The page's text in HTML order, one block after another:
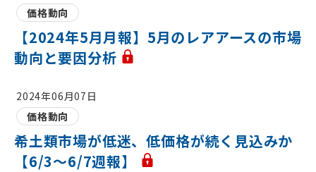
価格動向
【2024年5月月報】5月のレアアースの市場
動向と要因分析
2024年06月07日
価格動向
希土類市場が低迷、低価格が続く見込みか
【6/3～6/7週報】